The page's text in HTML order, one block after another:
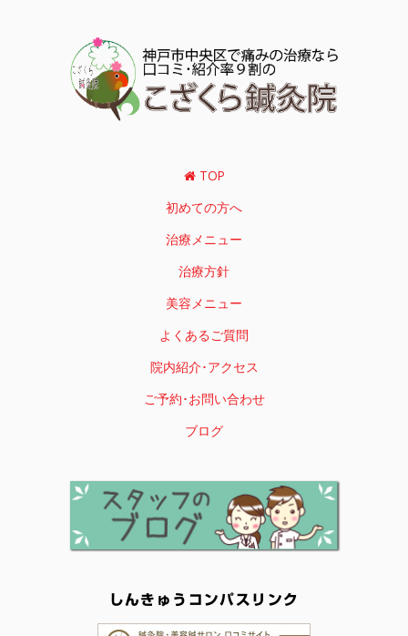
TOP
初めての方へ
治療メニュー
治療方針
美容メニュー
よくあるご質問
院内紹介･アクセス
ご予約･お問い合わせ
ブログ
しんきゅうコンパスリンク